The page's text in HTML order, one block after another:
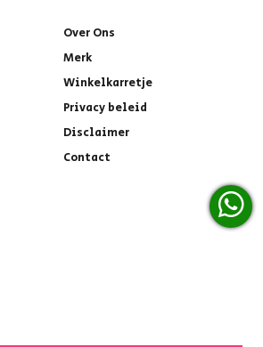
Over Ons
Merk
Winkelkarretje
Privacy beleid
Disclaimer
Contact